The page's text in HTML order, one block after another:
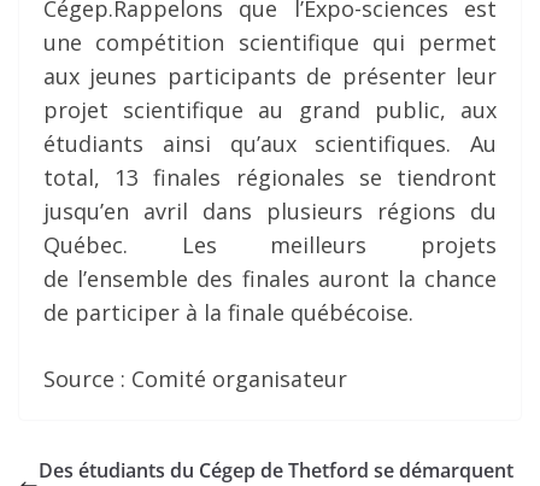
Cégep.Rappelons que l’Expo-sciences est
une compétition scientifique qui permet
aux jeunes participants de présenter leur
projet scientifique au grand public, aux
étudiants ainsi qu’aux scientifiques. Au
total, 13 finales régionales se tiendront
jusqu’en avril dans plusieurs régions du
Québec. Les meilleurs projets
de l’ensemble des finales auront la chance
de participer à la finale québécoise.
Source : Comité organisateur
Des étudiants du Cégep de Thetford se démarquent